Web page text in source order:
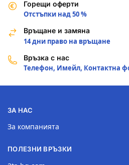
Горещи оферти
Отстъпки над 50 %
Връщане и замяна
14 дни право на връщане
Връзка с нас
Телефон, Имейл, Контактна
ЗА НАС
За компанията
ПОЛЕЗНИ ВРЪЗКИ